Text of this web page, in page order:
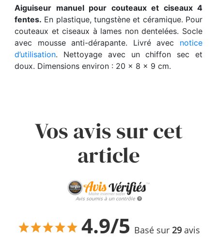
Aiguiseur manuel pour couteaux et ciseaux 4
fentes. En plastique, tungstène et céramique. Pour
couteaux et ciseaux à lames non dentelées. Socle
avec mousse anti-dérapante. Livré avec notice
d’utilisation. Nettoyage avec un chiffon sec et
doux. Dimensions environ : 20 x 8 x 9 cm.
Vos avis sur cet
article
Avis soumis à un contrôle
4.9/5 Basé sur 29 avis